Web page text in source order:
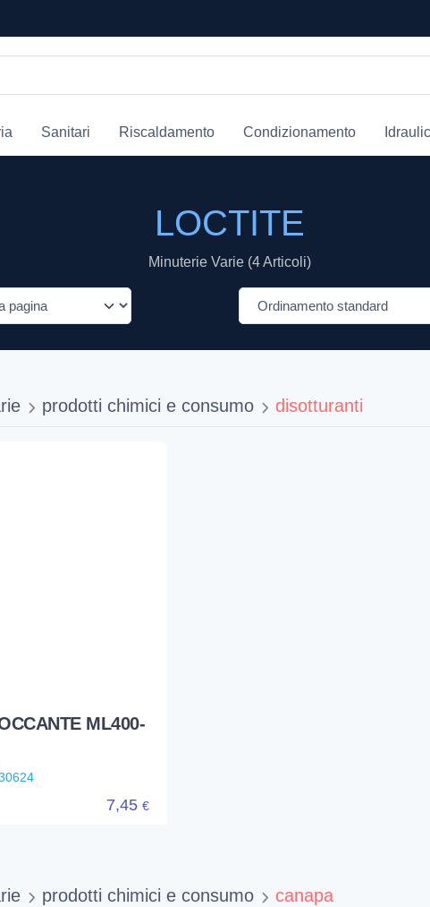
Sanitari Riscaldamento Condizionamento
LOCTITE
Minuterie Varie (4 Articoli)
prodotti chimici e consumo disotturanti
ML400-
7,45 €
prodotti chimici e consumo canapa